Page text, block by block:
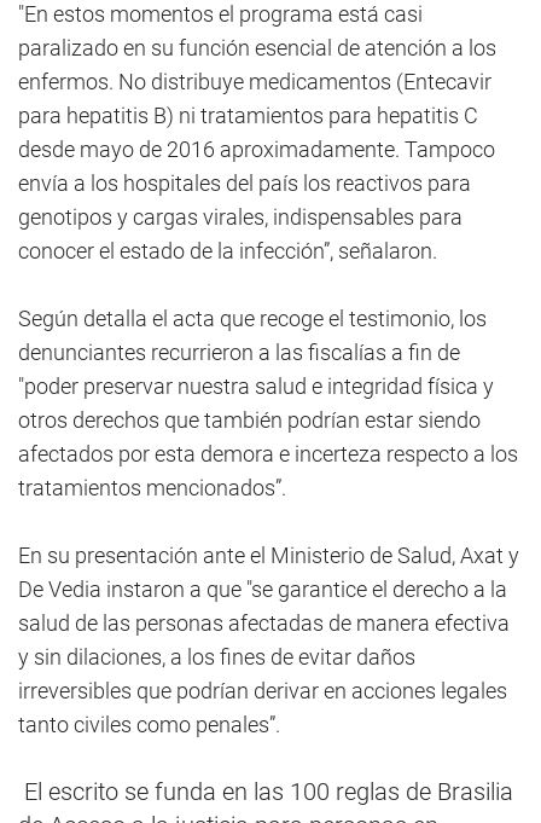
"En estos momentos el programa está casi
paralizado en su función esencial de atención a los
enfermos. No distribuye medicamentos (Entecavir
para hepatitis B) ni tratamientos para hepatitis C
desde mayo de 2016 aproximadamente. Tampoco
envía a los hospitales del país los reactivos para
genotipos y cargas virales, indispensables para
conocer el estado de la infección”, señalaron.
Según detalla el acta que recoge el testimonio, los
denunciantes recurrieron a las fiscalías a fin de
"poder preservar nuestra salud e integridad física y
otros derechos que también podrían estar siendo
afectados por esta demora e incerteza respecto a los
tratamientos mencionados”.
En su presentación ante el Ministerio de Salud, Axat y
De Vedia instaron a que "se garantice el derecho a la
salud de las personas afectadas de manera efectiva
y sin dilaciones, a los fines de evitar daños
irreversibles que podrían derivar en acciones legales
tanto civiles como penales”.
El escrito se funda en las 100 reglas de Brasilia